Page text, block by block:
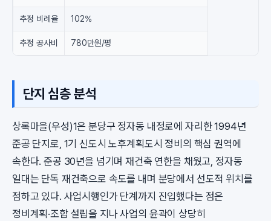
추정 비례율 102%
추정 공사비 780만원/평
단지 심층 분석
상록마을(우성)1은 분당구 정자동 내정로에 자리한 1994년
준공 단지로, 1기 신도시 노후계획도시 정비의 핵심 권역에
속한다. 준공 30년을 넘기며 재건축 연한을 채웠고, 정자동
일대는 단독 재건축으로 속도를 내며 분당에서 선도적 위치를
점하고 있다. 사업시행인가 단계까지 진입했다는 점은
정비계획·조합 설립을 지나 사업의 윤곽이 상당히